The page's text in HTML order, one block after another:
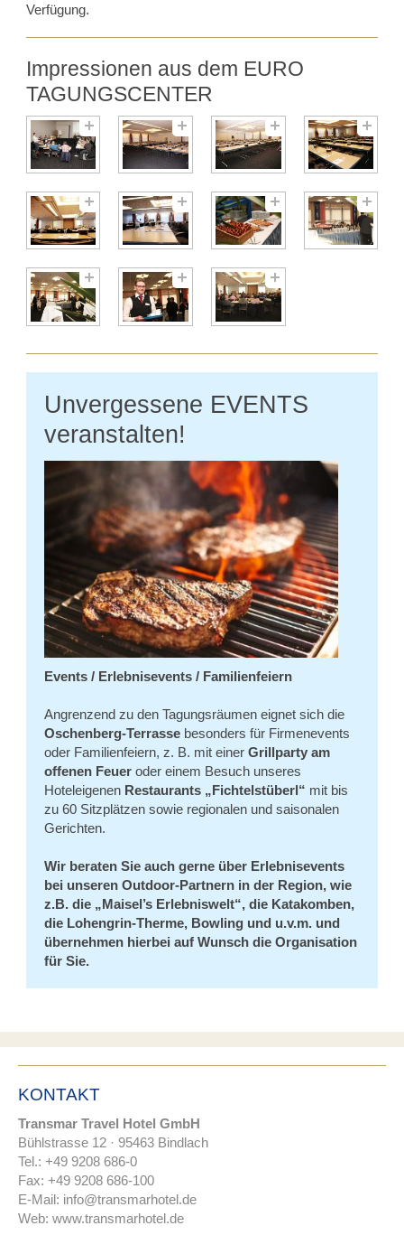
Verfügung.
Impressionen aus dem EURO
TAGUNGSCENTER
Unvergessene EVENTS
veranstalten!
Events / Erlebnisevents / Familienfeiern
Angrenzend zu den Tagungsräumen eignet sich die
Oschenberg-Terrassebesonders für Firmenevents
oder Familienfeiern, z. B. mit einer Grillparty am
offenen Feueroder einem Besuch unseres
Hoteleigenen Restaurants „Fichtelstüberl“ mit bis
zu 60 Sitzplätzen sowie regionalen und saisonalen
Gerichten.
Wir beraten Sie auch gerne über Erlebnisevents
bei unseren Outdoor-Partnern in der Region, wie
z.B. die „Maisel’s Erlebniswelt“, die Katakomben,
die Lohengrin-Therme, Bowling und u.v.m. und
übernehmen hierbei auf Wunsch die Organisation
für Sie.
KONTAKT
Transmar Travel Hotel GmbH
Bühlstrasse 12 · 95463 Bindlach
Tel.: +49 9208 686-0
Fax: +49 9208 686-100
E-Mail: nf tr nsm rh t
d
Web: www.transmarhotel.de